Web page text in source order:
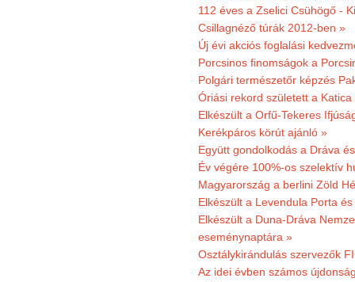
112 éves a Zselici Csühögő -
Csillagnéző túrák 2012-ben »
Új évi akciós foglalási
Porcsinos finomságok a
Polgári természetőr képzés
Óriási rekord született a Katica
Elkészült a Orfű-Tekeres
Kerékpáros körút ajánló »
Együtt gondolkodás a Dráva
Év végére 100%-os szelektív
Magyarország a berlini Zöld
Elkészült a Levendula Porta
Elkészült a Duna-Dráva
eseménynaptára »
Osztálykirándulás szervezők
Az idei évben számos